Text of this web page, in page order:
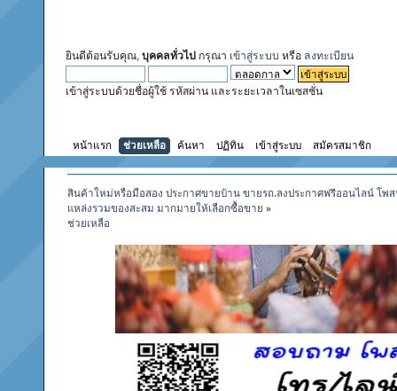
ยินดีต้อนรับคุณ, บุคคลทั่วไป กรุณา เข้าสู่ระบบ หรือ ลงทะเบียน
เข้าสู่ระบบด้วยชื่อผู้ใช้ รหัสผ่าน และระยะเวลาในเซสชั่น
หน้าแรก ช่วยเหลือ ค้นหา ปฏิทิน เข้าสู่ระบบ สมัครสมาชิก
สินค้าใหม่หรือมือสอง ประกาศขายบ้าน ขายรถ.ลงประกาศฟรีออนไลน์
แหล่งรวมของสะสม มากมายให้เลือกซื้อขาย »
ช่วยเหลือ